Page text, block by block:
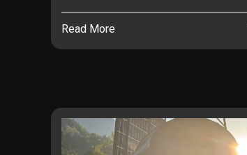
Read More